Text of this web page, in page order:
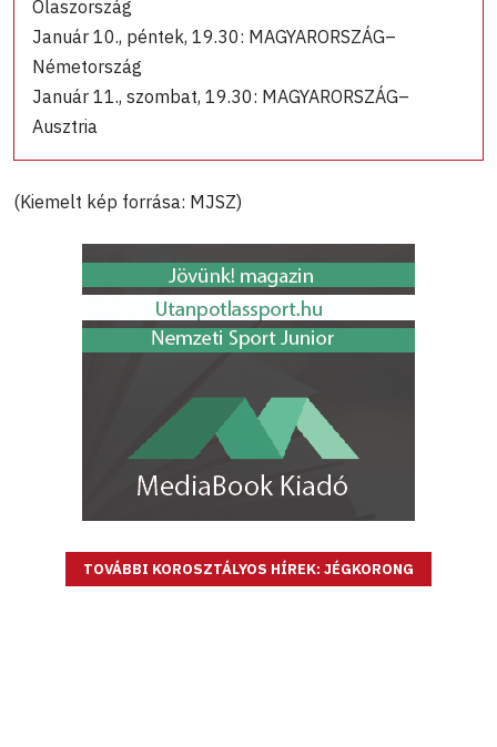
Olaszország
Január 10., péntek, 19.30: MAGYARORSZÁG–
Németország
Január 11., szombat, 19.30: MAGYARORSZÁG–
Ausztria
(Kiemelt kép forrása: MJSZ)
TOVÁBBI KOROSZTÁLYOS HÍREK: JÉGKORONG